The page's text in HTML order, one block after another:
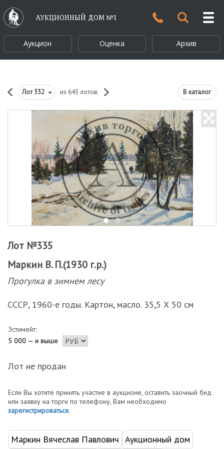
АУКЦИОННЫЙ ДОМ №1
Аукцион Оценка Архив
Лот332 из 645 лотов В каталог
Лот №335
Маркин В. П.(1930 г.р.)
Прогулка в зимнем лесу
СССР, 1960-е годы. Картон, масло. 35,5 Х 50 см
Эстимейт:
5 000 — и выше
Лот не продан
Если Вы хотите принять участие в аукционе, оставить заочный бид
или заявку на торги по телефону, Вам необходимо
зарегистрироваться.
Маркин Вячеслав Павлович Аукционный дом